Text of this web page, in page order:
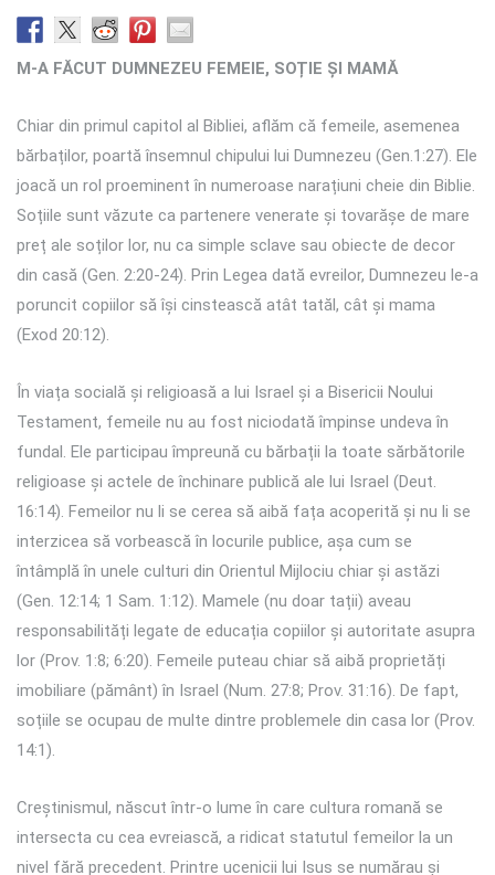
M-A FĂCUT DUMNEZEU FEMEIE, SOȚIE ȘI MAMĂ
Chiar din primul capitol al Bibliei, aflăm că femeile, asemenea
bărbaților, poartă însemnul chipului lui Dumnezeu (Gen.1:27). Ele
joacă un rol proeminent în numeroase narațiuni cheie din Biblie.
Soțiile sunt văzute ca partenere venerate și tovarășe de mare
preț ale soților lor, nu ca simple sclave sau obiecte de decor
din casă (Gen. 2:20-24). Prin Legea dată evreilor, Dumnezeu le-a
poruncit copiilor să își cinstească atât tatăl, cât și mama
(Exod 20:12).
În viața socială și religioasă a lui Israel și a Bisericii Noului
Testament, femeile nu au fost niciodată împinse undeva în
fundal. Ele participau împreună cu bărbații la toate sărbătorile
religioase și actele de închinare publică ale lui Israel (Deut.
16:14). Femeilor nu li se cerea să aibă fața acoperită și nu li se
interzicea să vorbească în locurile publice, așa cum se
întâmplă în unele culturi din Orientul Mijlociu chiar și astăzi
(Gen. 12:14; 1 Sam. 1:12). Mamele (nu doar tații) aveau
responsabilități legate de educația copiilor și autoritate asupra
lor (Prov. 1:8; 6:20). Femeile puteau chiar să aibă proprietăți
imobiliare (pământ) în Israel (Num. 27:8; Prov. 31:16). De fapt,
soțiile se ocupau de multe dintre problemele din casa lor (Prov.
14:1).
Creștinismul, născut într-o lume în care cultura romană se
intersecta cu cea evreiască, a ridicat statutul femeilor la un
nivel fără precedent. Printre ucenicii lui Isus se numărau și